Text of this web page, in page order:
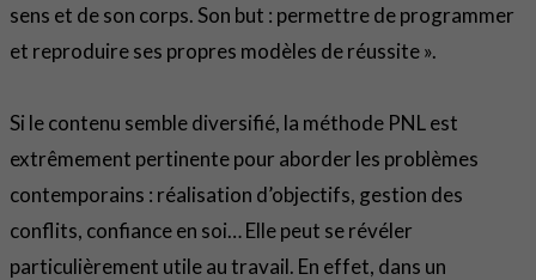
sens et de son corps. Son but : permettre de programmer
et reproduire ses propres modèles de réussite ».
Si le contenu semble diversifié, la méthode PNL est
extrêmement pertinente pour aborder les problèmes
contemporains : réalisation d’objectifs, gestion des
conflits, confiance en soi… Elle peut se révéler
particulièrement utile au travail. En effet, dans un